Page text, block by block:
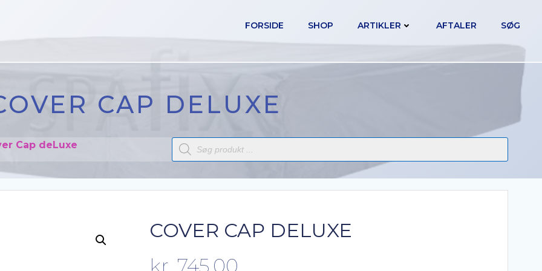
FORSIDE SHOP ARTIKLER AFTALER SØG
CAP DELUXE
Cap deLuxe
Products
search
COVER CAP DELUXE
kr. 745,00